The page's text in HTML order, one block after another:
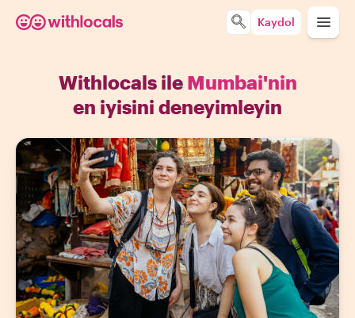
Kaydol
Withlocals ile Mumbai'nin
en iyisini deneyimleyin